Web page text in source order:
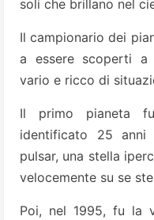
soli che brillano nel
Il campionario dei
a essere scoperti a
vario e ricco di
Il primo pianeta
identificato 25
pulsar, una stella
velocemente su se
Poi, nel 1995, fu la